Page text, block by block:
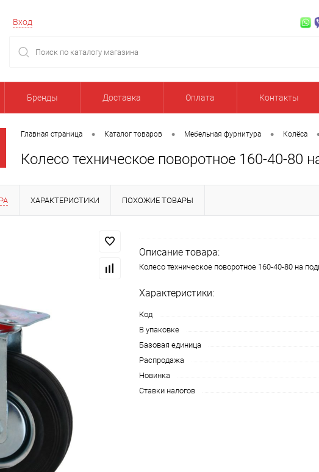
Вход
Бренды Доставка Оплата Контакты
Главная страница • Каталог товаров • Мебельная фурнитура • Колёса
Колесо техническое поворотное 160-40-80
ХАРАКТЕРИСТИКИ ПОХОЖИЕ ТОВАРЫ
Описание товара:
Колесо техническое поворотное 160-40-80 на
Характеристики:
Код
В упаковке
Базовая единица
Распродажа
Новинка
Ставки налогов